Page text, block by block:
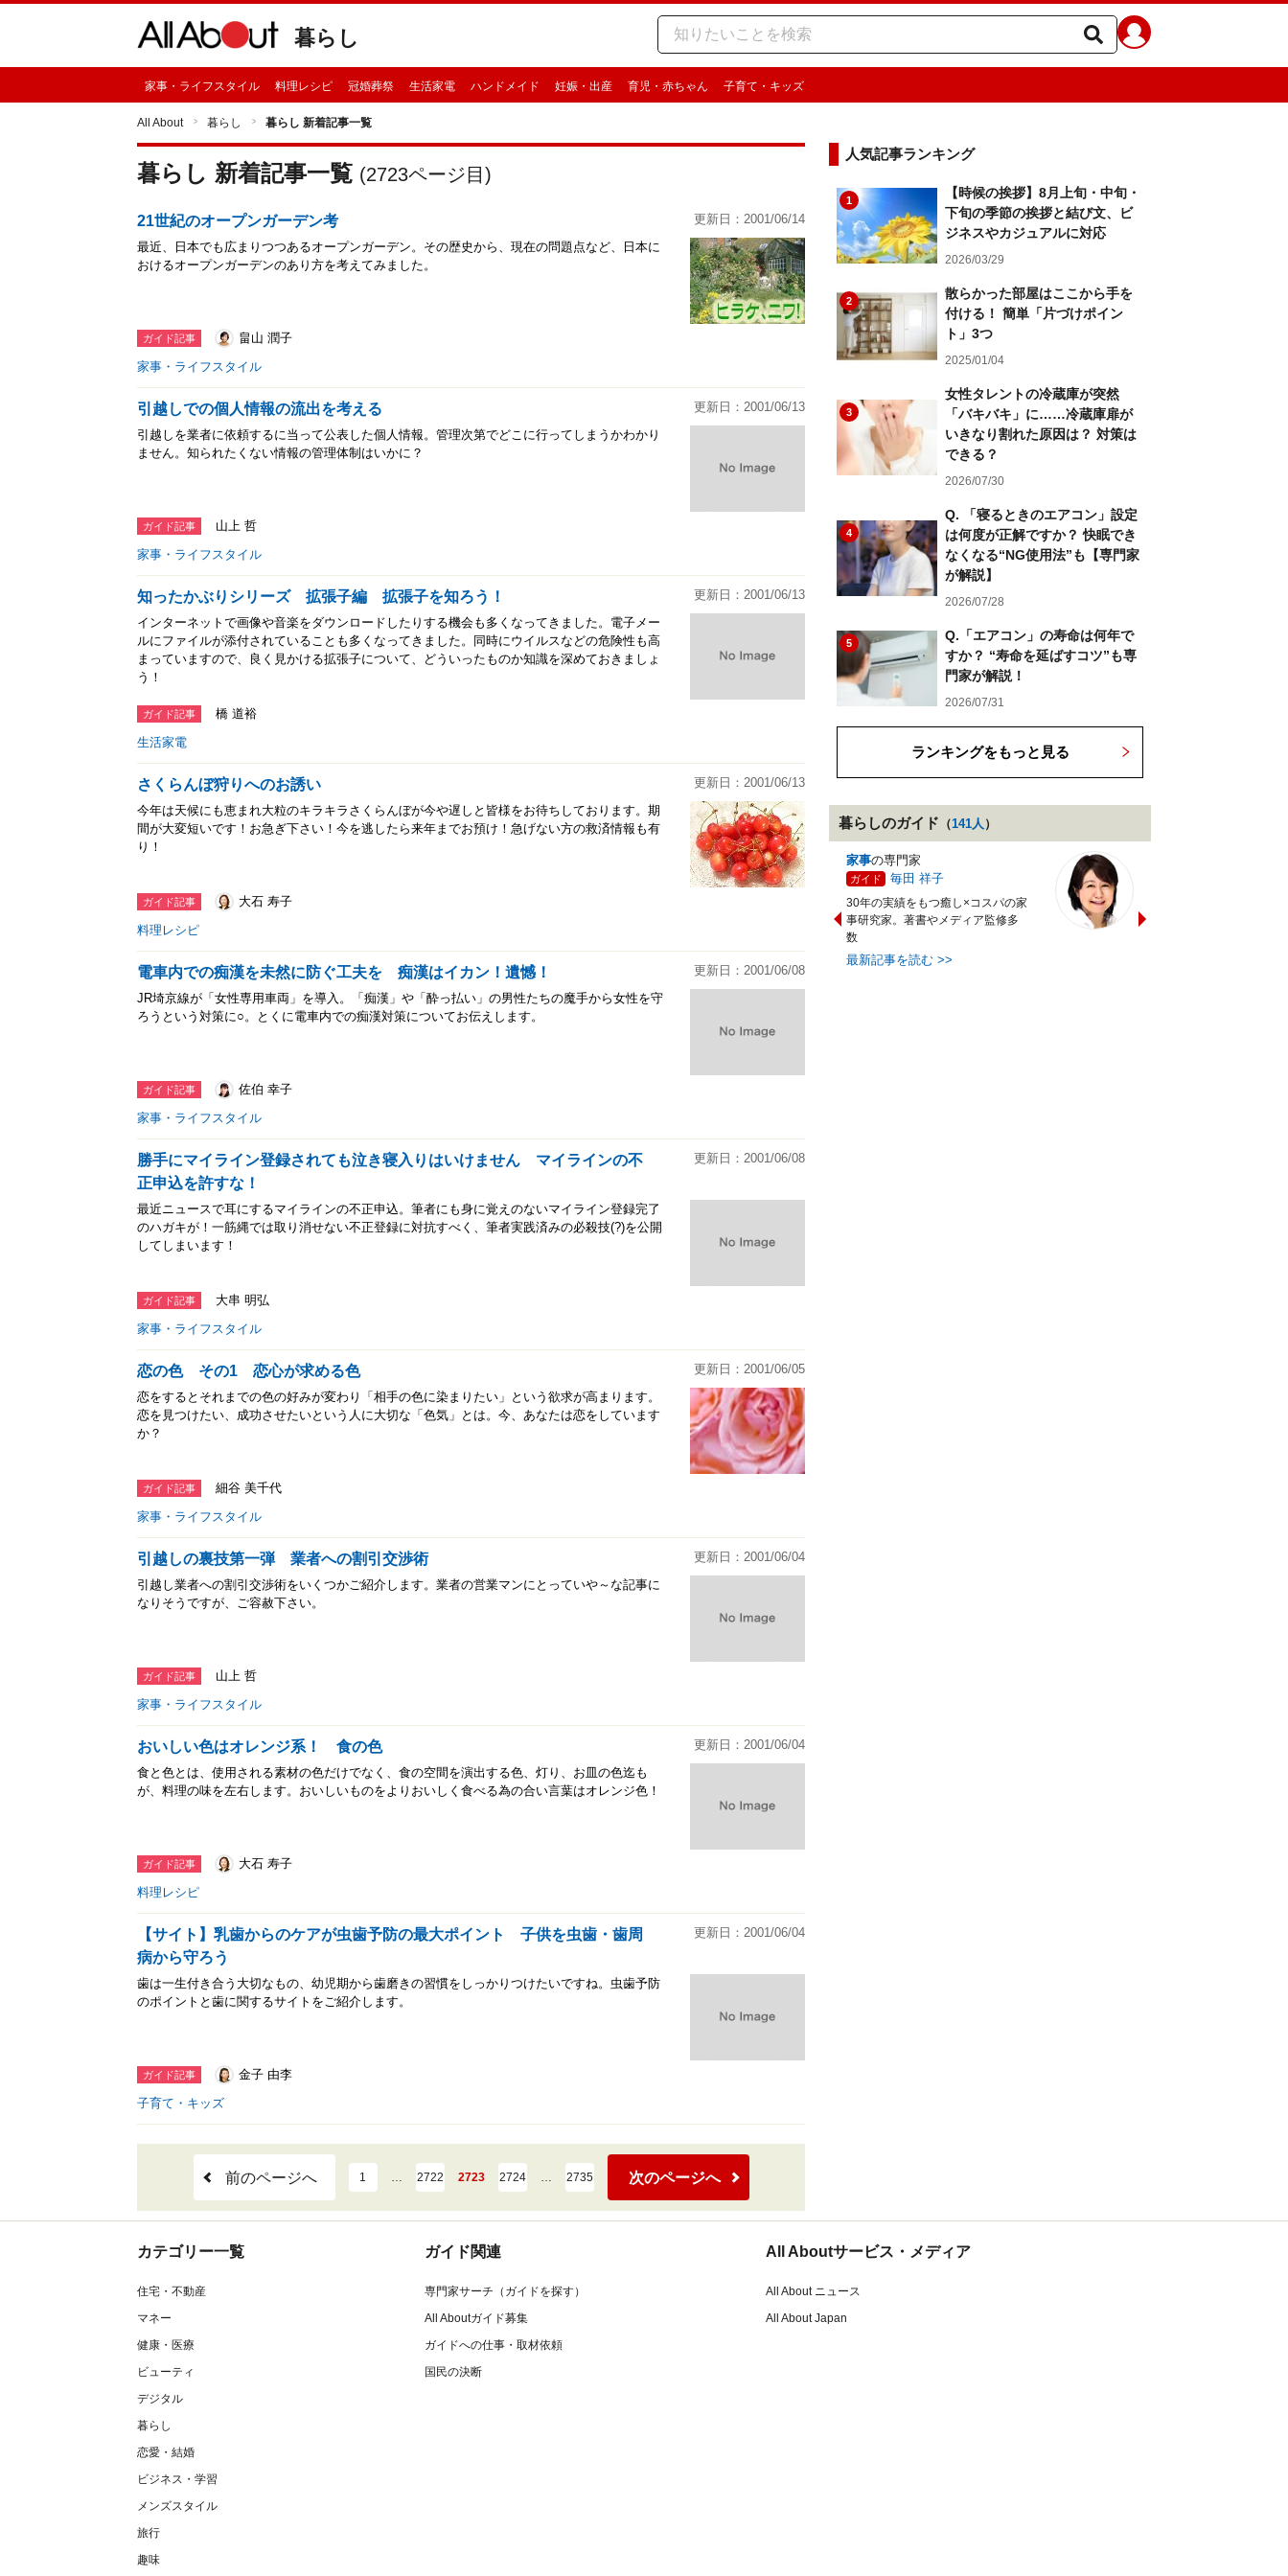
暮らし
家事・ライフスタイル 料理レシピ 冠婚葬祭 生活家電 ハンドメイド 妊娠・出産 育児・赤ちゃん 子育て・キッズ
All About 暮らし 暮らし 新着記事一覧
暮らし 新着記事一覧 (2723ページ目)
21世紀のオープンガーデン考
更新日：2001/06/14
最近、日本でも広まりつつあるオープンガーデン。その歴史から、現在の問題点など、日本に
おけるオープンガーデンのあり方を考えてみました。
ガイド記事
畠山 潤子
家事・ライフスタイル
引越しでの個人情報の流出を考える
更新日：2001/06/13
引越しを業者に依頼するに当って公表した個人情報。管理次第でどこに行ってしまうかわかり
ません。知られたくない情報の管理体制はいかに？
ガイド記事
山上 哲
家事・ライフスタイル
知ったかぶりシリーズ 拡張子編 拡張子を知ろう！
更新日：2001/06/13
インターネットで画像や音楽をダウンロードしたりする機会も多くなってきました。電子メー
ルにファイルが添付されていることも多くなってきました。同時にウイルスなどの危険性も高
まっていますので、良く見かける拡張子について、どういったものか知識を深めておきましょ
う！
ガイド記事
橋 道裕
生活家電
さくらんぼ狩りへのお誘い
更新日：2001/06/13
今年は天候にも恵まれ大粒のキラキラさくらんぼが今や遅しと皆様をお待ちしております。期
間が大変短いです！お急ぎ下さい！今を逃したら来年までお預け！急げない方の救済情報も有
り！
ガイド記事
大石 寿子
料理レシピ
電車内での痴漢を未然に防ぐ工夫を 痴漢はイカン！遺憾！
更新日：2001/06/08
JR埼京線が「女性専用車両」を導入。「痴漢」や「酔っ払い」の男性たちの魔手から女性を守
ろうという対策に○。とくに電車内での痴漢対策についてお伝えします。
ガイド記事
佐伯 幸子
家事・ライフスタイル
勝手にマイライン登録されても泣き寝入りはいけません マイラインの不
正申込を許すな！
更新日：2001/06/08
最近ニュースで耳にするマイラインの不正申込。筆者にも身に覚えのないマイライン登録完了
のハガキが！一筋縄では取り消せない不正登録に対抗すべく、筆者実践済みの必殺技(?)を公開
してしまいます！
ガイド記事
大串 明弘
家事・ライフスタイル
恋の色 その1 恋心が求める色
更新日：2001/06/05
恋をするとそれまでの色の好みが変わり「相手の色に染まりたい」という欲求が高まります。
恋を見つけたい、成功させたいという人に大切な「色気」とは。今、あなたは恋をしています
か？
ガイド記事
細谷 美千代
家事・ライフスタイル
引越しの裏技第一弾 業者への割引交渉術
更新日：2001/06/04
引越し業者への割引交渉術をいくつかご紹介します。業者の営業マンにとっていや～な記事に
なりそうですが、ご容赦下さい。
ガイド記事
山上 哲
家事・ライフスタイル
おいしい色はオレンジ系！ 食の色
更新日：2001/06/04
食と色とは、使用される素材の色だけでなく、食の空間を演出する色、灯り、お皿の色迄も
が、料理の味を左右します。おいしいものをよりおいしく食べる為の合い言葉はオレンジ色！
ガイド記事
大石 寿子
料理レシピ
【サイト】乳歯からのケアが虫歯予防の最大ポイント 子供を虫歯・歯周
病から守ろう
更新日：2001/06/04
歯は一生付き合う大切なもの、幼児期から歯磨きの習慣をしっかりつけたいですね。虫歯予防
のポイントと歯に関するサイトをご紹介します。
ガイド記事
金子 由李
子育て・キッズ
前のページへ 1 … 2722 2723 2724 … 2735 次のページへ
人気記事ランキング
1
【時候の挨拶】8月上旬・中旬・
下旬の季節の挨拶と結び文、ビ
ジネスやカジュアルに対応
2026/03/29
2
散らかった部屋はここから手を
付ける！ 簡単「片づけポイン
ト」3つ
2025/01/04
3
女性タレントの冷蔵庫が突然
「バキバキ」に……冷蔵庫扉が
いきなり割れた原因は？ 対策は
できる？
2026/07/30
4
Q. 「寝るときのエアコン」設定
は何度が正解ですか？ 快眠でき
なくなる“NG使用法”も【専門家
が解説】
2026/07/28
5
Q.「エアコン」の寿命は何年で
すか？ “寿命を延ばすコツ”も専
門家が解説！
2026/07/31
ランキングをもっと見る
暮らしのガイド （141人 ）
家事の専門家
ガイド 毎田 祥子
30年の実績をもつ癒し×コスパの家
事研究家。著書やメディア監修多
数
最新記事を読む >>
発を行った後、パソコンイン
カテゴリー一覧
住宅・不動産
マネー
健康・医療
ビューティ
デジタル
暮らし
恋愛・結婚
ビジネス・学習
メンズスタイル
旅行
趣味
ガイド関連
専門家サーチ（ガイドを探す）
All Aboutガイド募集
ガイドへの仕事・取材依頼
国民の決断
All Aboutサービス・メディア
All About ニュース
All About Japan